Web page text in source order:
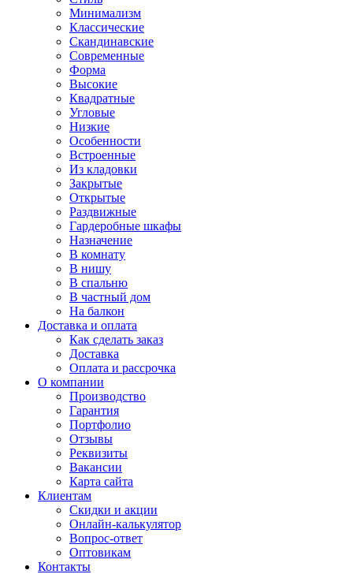
Минимализм
Классические
Скандинавские
Современные
Форма
Высокие
Квадратные
Угловые
Низкие
Особенности
Встроенные
Из кладовки
Закрытые
Открытые
Раздвижные
Гардеробные шкафы
Назначение
В комнату
В нишу
В спальню
В частный дом
На балкон
Доставка и оплата
Как сделать заказ
Доставка
Оплата и рассрочка
О компании
Производство
Гарантия
Портфолио
Отзывы
Реквизиты
Вакансии
Карта сайта
Клиентам
Скидки и акции
Онлайн-калькулятор
Вопрос-ответ
Оптовикам
Контакты